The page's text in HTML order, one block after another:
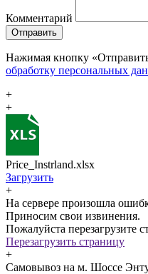
Комментарий
Отправить
Нажимая кнопку
обработку персональных
+
+
Price_Instrland.xlsx
Загрузить
+
На сервере произошла
Приносим свои извинения.
Пожалуйста перезагрузите
Перезагрузить страницу
+
Самовывоз на м. Шоссе